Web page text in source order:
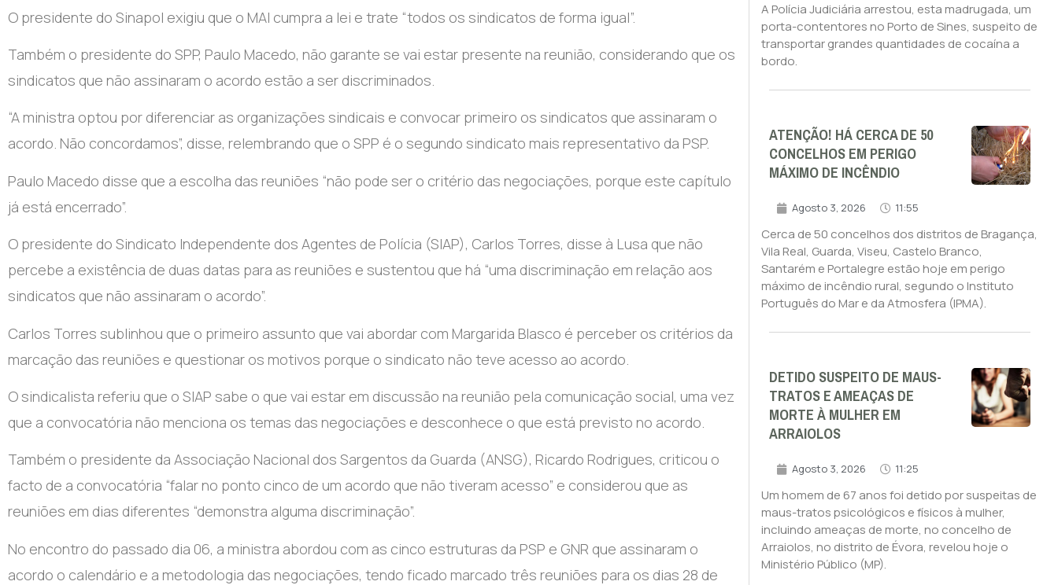
O presidente do Sinapol exigiu que o MAI cumpra a lei e trate “todos os sindicatos de forma igual”.
Também o presidente do SPP, Paulo Macedo, não garante se vai estar presente na reunião, considerando que os
sindicatos que não assinaram o acordo estão a ser discriminados.
“A ministra optou por diferenciar as organizações sindicais e convocar primeiro os sindicatos que assinaram o
acordo. Não concordamos”, disse, relembrando que o SPP é o segundo sindicato mais representativo da PSP.
Paulo Macedo disse que a escolha das reuniões “não pode ser o critério das negociações, porque este capítulo
já está encerrado”.
O presidente do Sindicato Independente dos Agentes de Polícia (SIAP), Carlos Torres, disse à Lusa que não
percebe a existência de duas datas para as reuniões e sustentou que há “uma discriminação em relação aos
sindicatos que não assinaram o acordo”.
Carlos Torres sublinhou que o primeiro assunto que vai abordar com Margarida Blasco é perceber os critérios da
marcação das reuniões e questionar os motivos porque o sindicato não teve acesso ao acordo.
O sindicalista referiu que o SIAP sabe o que vai estar em discussão na reunião pela comunicação social, uma vez
que a convocatória não menciona os temas das negociações e desconhece o que está previsto no acordo.
Também o presidente da Associação Nacional dos Sargentos da Guarda (ANSG), Ricardo Rodrigues, criticou o
facto de a convocatória “falar no ponto cinco de um acordo que não tiveram acesso” e considerou que as
reuniões em dias diferentes “demonstra alguma discriminação”.
No encontro do passado dia 06, a ministra abordou com as cinco estruturas da PSP e GNR que assinaram o
acordo o calendário e a metodologia das negociações, tendo ficado marcado três reuniões para os dias 28 de
A Polícia Judiciária arrestou, esta madrugada, um
porta-contentores no Porto de Sines, suspeito de
transportar grandes quantidades de cocaína a
bordo.
ATENÇÃO! HÁ CERCA DE 50
CONCELHOS EM PERIGO
MÁXIMO DE INCÊNDIO
Agosto 3, 2026 11:55
Cerca de 50 concelhos dos distritos de Bragança,
Vila Real, Guarda, Viseu, Castelo Branco,
Santarém e Portalegre estão hoje em perigo
máximo de incêndio rural, segundo o Instituto
Português do Mar e da Atmosfera (IPMA).
DETIDO SUSPEITO DE MAUS-
TRATOS E AMEAÇAS DE
MORTE À MULHER EM
ARRAIOLOS
Agosto 3, 2026 11:25
Um homem de 67 anos foi detido por suspeitas de
maus-tratos psicológicos e físicos à mulher,
incluindo ameaças de morte, no concelho de
Arraiolos, no distrito de Évora, revelou hoje o
Ministério Público (MP).